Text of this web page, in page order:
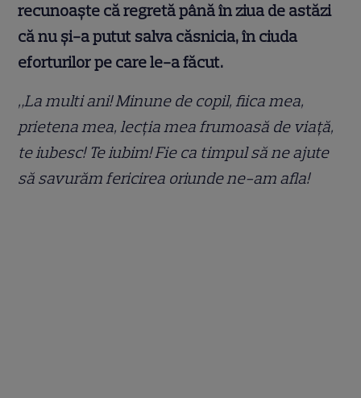
recunoaște că regretă până în ziua de astăzi
că nu și-a putut salva căsnicia, în ciuda
eforturilor pe care le-a făcut.
„La multi ani! Minune de copil, fiica mea,
prietena mea, lecția mea frumoasă de viață,
te iubesc! Te iubim! Fie ca timpul să ne ajute
să savurăm fericirea oriunde ne-am afla!